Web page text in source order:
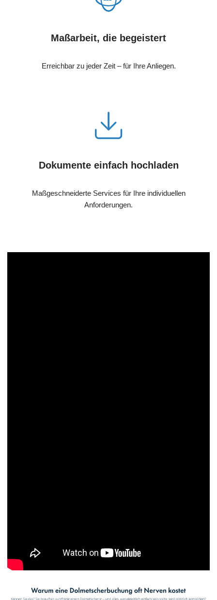
Maßarbeit, die begeistert
Erreichbar zu jeder Zeit – für Ihre Anliegen.
Dokumente einfach hochladen
Maßgeschneiderte Services für Ihre individuellen
Anforderungen.